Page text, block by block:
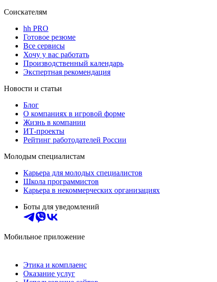
Соискателям
hh PRO
Готовое резюме
Все сервисы
Хочу у вас работать
Производственный календарь
Экспертная рекомендация
Новости и статьи
Блог
О компаниях в игровой форме
Жизнь в компании
ИТ-проекты
Рейтинг работодателей России
Молодым специалистам
Карьера для молодых специалистов
Школа программистов
Карьера в некоммерческих организациях
Боты для уведомлений
Мобильное приложение
Этика и комплаенс
Оказание услуг